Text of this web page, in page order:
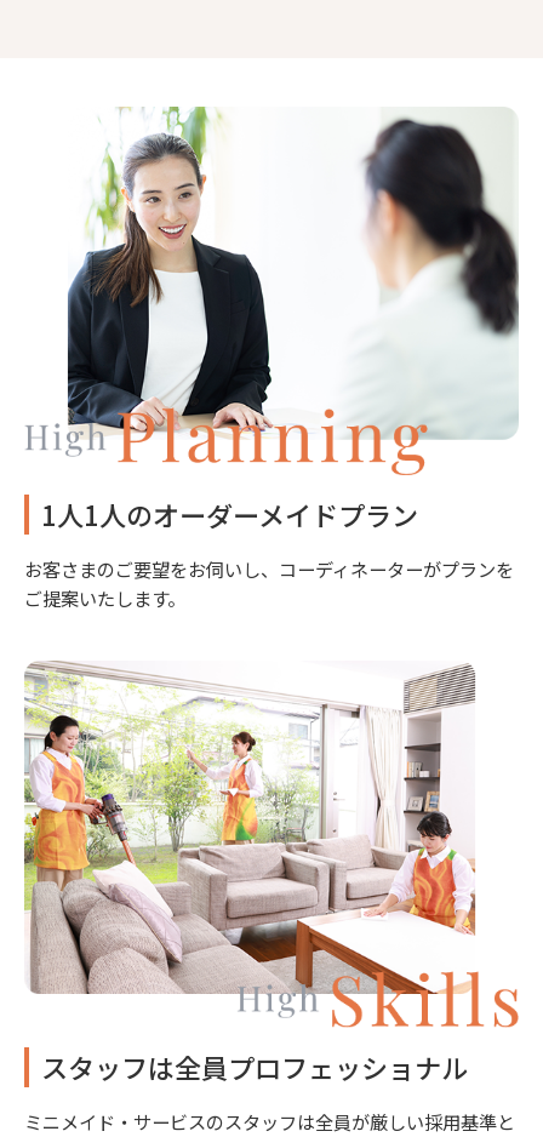
1人1人のオーダーメイドプラン
お客さまのご要望をお伺いし、コーディネーターがプランを
ご提案いたします。
スタッフは全員プロフェッショナル
ミニメイド・サービスのスタッフは全員が厳しい採用基準と